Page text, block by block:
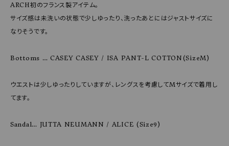
ARCH初のフランス製アイテム。
サイズ感は未洗いの状態で少しゆったり、洗ったあとにはジャストサイズに
なりそうです。
Bottoms … CASEY CASEY / ISA PANT-L COTTON(SizeM)
ウエストは少しゆったりしていますが、レングスを考慮してMサイズで着用し
てます。
Sandal… JUTTA NEUMANN / ALICE (Size9)